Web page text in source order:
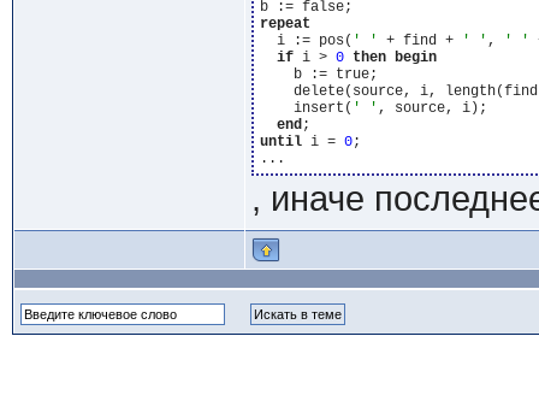
repeat
  i := pos(
' ' + find + ' ' , ' '
if i > 0 then begin
    b := true;
delete(source, i,
    insert(
' ' , source, i);
end
until i = 0;
, иначе